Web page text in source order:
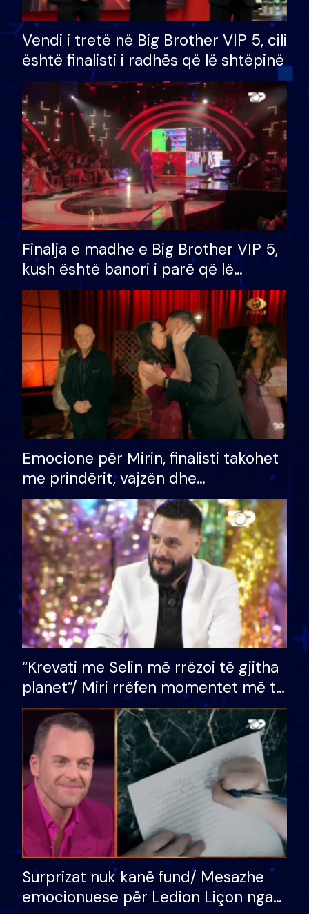
Vendi i tretë në Big Brother VIP 5, cili
është finalisti i radhës që lë shtëpinë
Finalja e madhe e Big Brother VIP 5,
kush është banori i parë që lë
shtëpinë dhe humb mundësinë për
të fituar çmimin e madh
Emocione për Mirin, finalisti takohet
me prindërit, vajzën dhe
bashkëshorten: S’kemi ndonjë letër
divorci apo jo?
“Krevati me Selin më rrëzoi të gjitha
planet”/ Miri rrëfen momentet më të
bukura në shtëpinë e BB VIP: Do më
mungojë zilja e mëngjesit kur…
Surprizat nuk kanë fund/ Mesazhe
emocionuese për Ledion Liçon nga